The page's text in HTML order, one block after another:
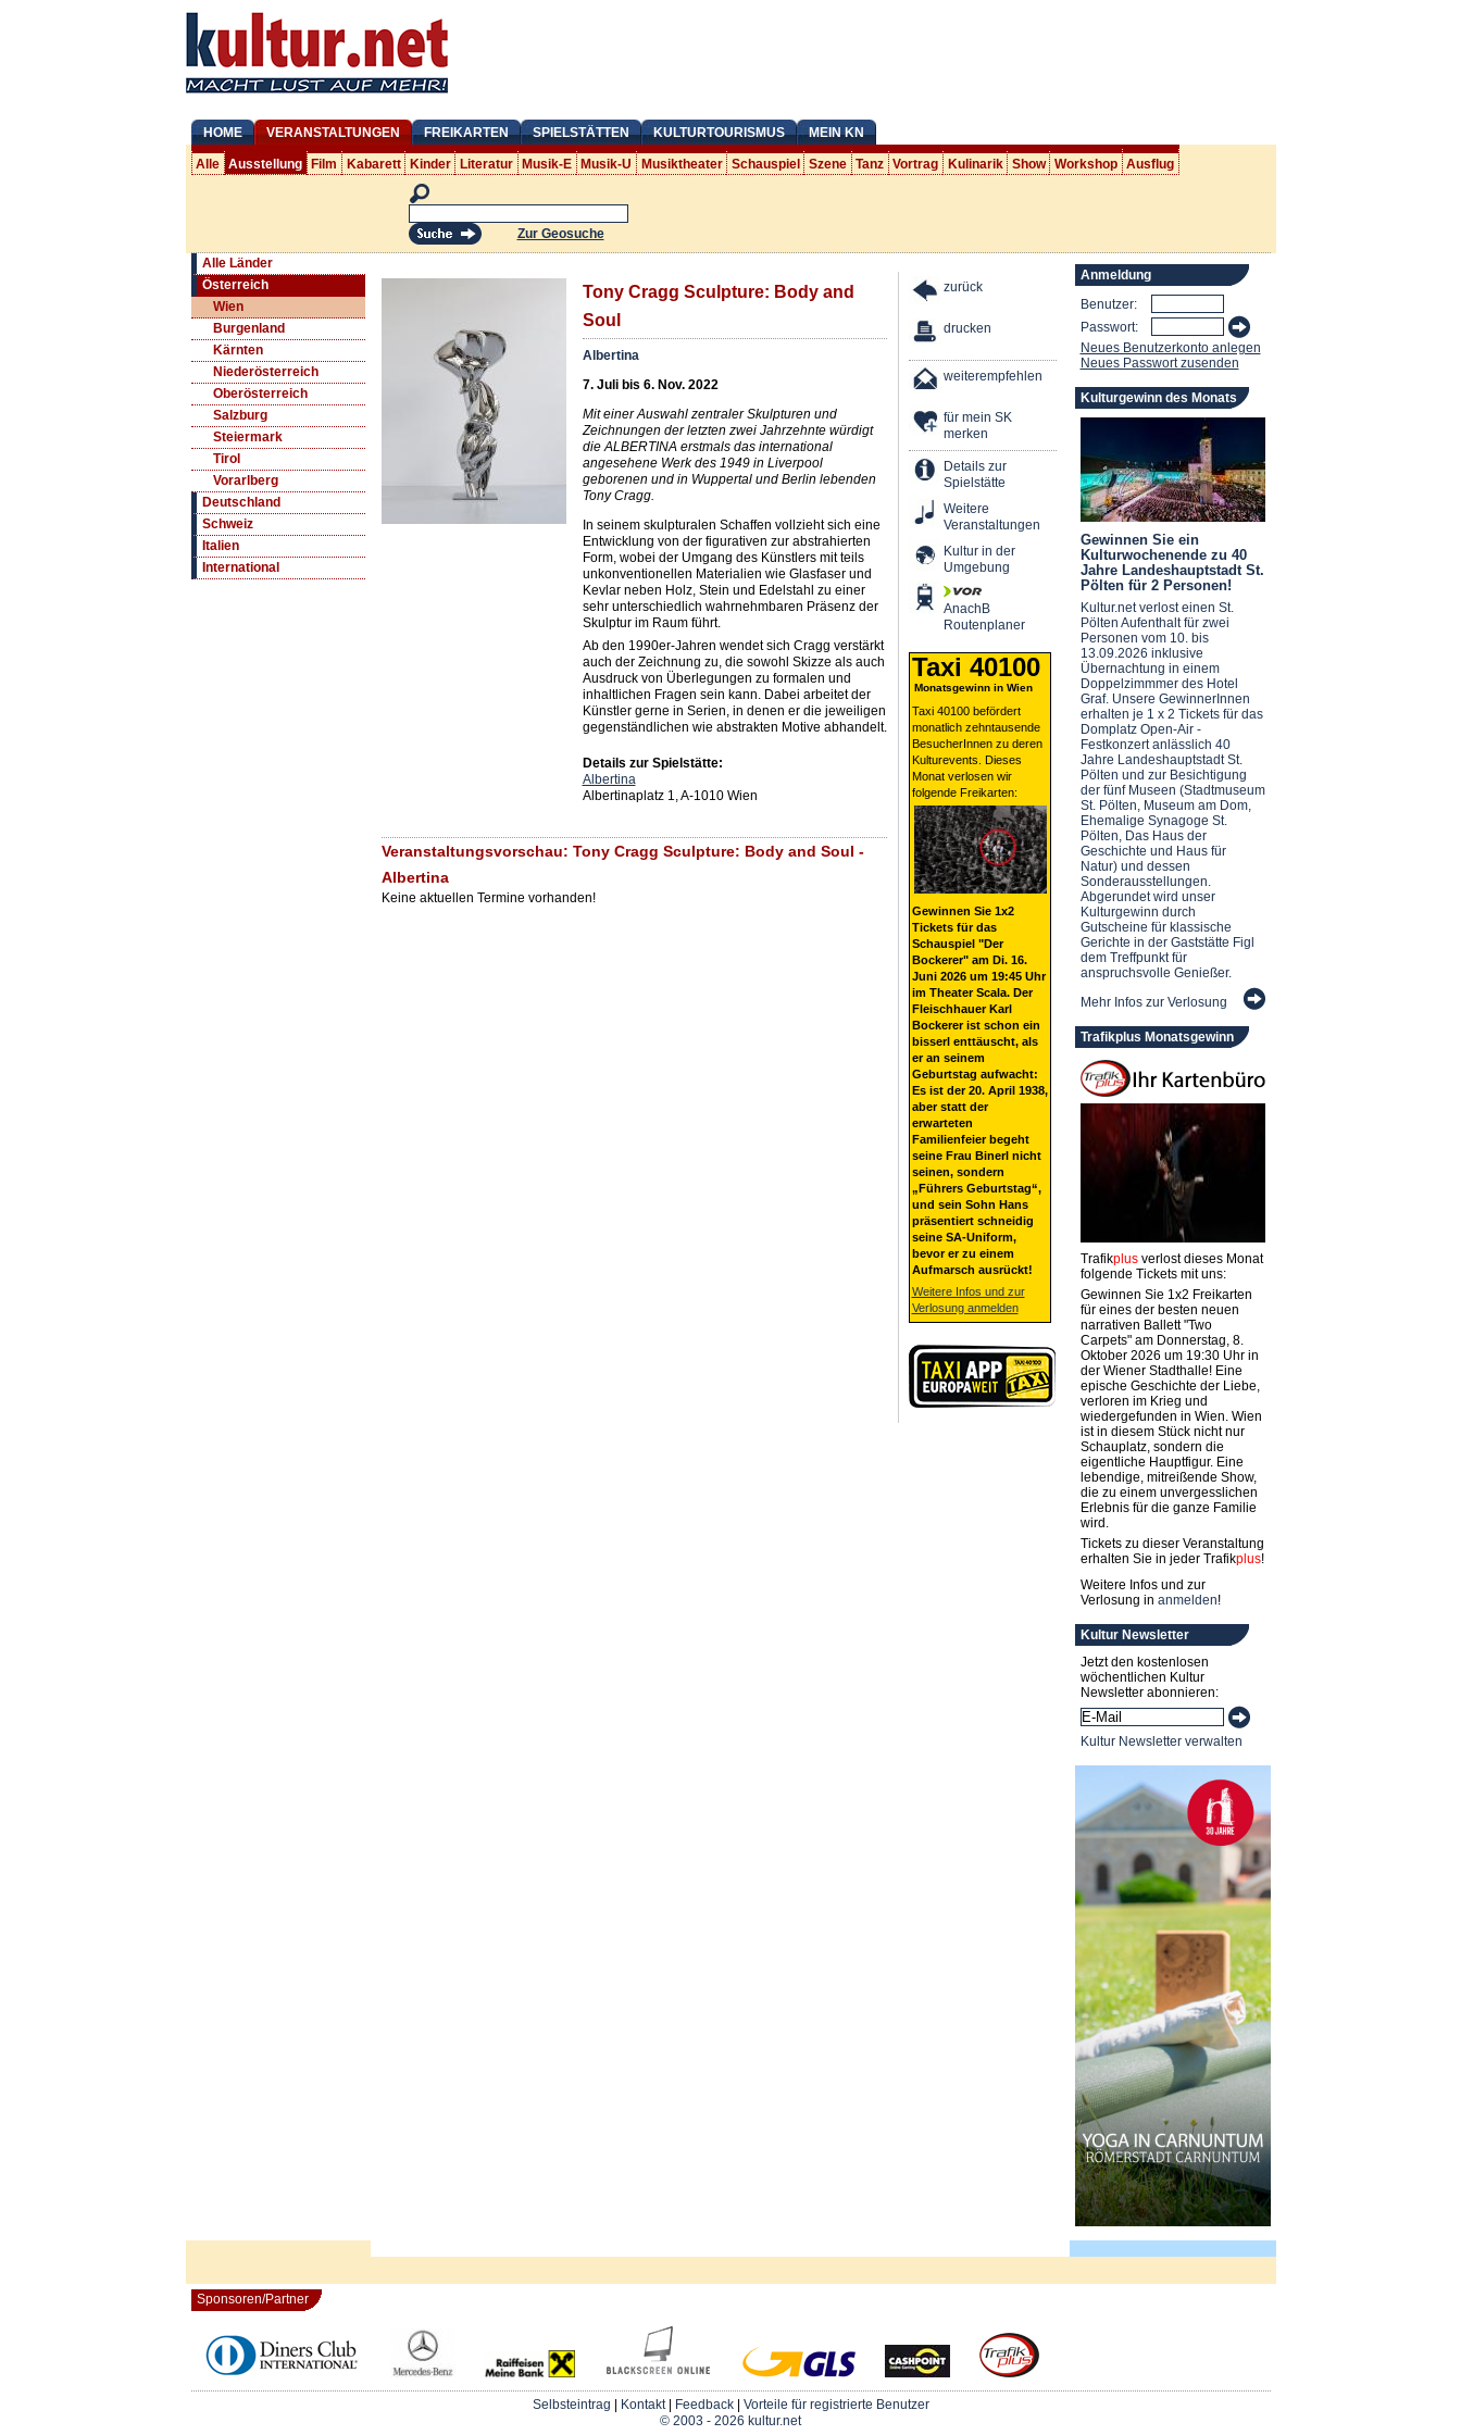
HOME VERANSTALTUNGEN FREIKARTEN SPIELSTÄTTEN KULTURTOURISMUS MEIN KN
Alle Ausstellung Film Kabarett Kinder Literatur Musik-E Musik-U Musiktheater Schauspiel Szene Tanz Vortrag Kulinarik Show Workshop Ausflug
Zur Geosuche
Alle Länder
Österreich
Wien
Burgenland
Kärnten
Niederösterreich
Oberösterreich
Salzburg
Steiermark
Tirol
Vorarlberg
Deutschland
Schweiz
Italien
International
Tony Cragg Sculpture: Body and
Soul
Albertina
7. Juli bis 6. Nov. 2022
Mit einer Auswahl zentraler Skulpturen und
Zeichnungen der letzten zwei Jahrzehnte würdigt
die ALBERTINA erstmals das international
angesehene Werk des 1949 in Liverpool
geborenen und in Wuppertal und Berlin lebenden
Tony Cragg.
In seinem skulpturalen Schaffen vollzieht sich eine
Entwicklung von der figurativen zur abstrahierten
Form, wobei der Umgang des Künstlers mit teils
unkonventionellen Materialien wie Glasfaser und
Kevlar neben Holz, Stein und Edelstahl zu einer
sehr unterschiedlich wahrnehmbaren Präsenz der
Skulptur im Raum führt.
Ab den 1990er-Jahren wendet sich Cragg verstärkt
auch der Zeichnung zu, die sowohl Skizze als auch
Ausdruck von Überlegungen zu formalen und
inhaltlichen Fragen sein kann. Dabei arbeitet der
Künstler gerne in Serien, in denen er die jeweiligen
gegenständlichen wie abstrakten Motive abhandelt.
Details zur Spielstätte:
Albertina
Albertinaplatz 1, A-1010 Wien
Veranstaltungsvorschau: Tony Cragg Sculpture: Body and Soul -
Albertina
Keine aktuellen Termine vorhanden!
zurück
drucken
weiterempfehlen
für mein SK
merken
Details zur
Spielstätte
Weitere
Veranstaltungen
Kultur in der
Umgebung
AnachB
Routenplaner
Taxi 40100
Monatsgewinn in Wien
Taxi 40100 befördert
monatlich zehntausende
BesucherInnen zu deren
Kulturevents. Dieses
Monat verlosen wir
folgende Freikarten:
Gewinnen Sie 1x2
Tickets für das
Schauspiel "Der
Bockerer" am Di. 16.
Juni 2026 um 19:45 Uhr
im Theater Scala. Der
Fleischhauer Karl
Bockerer ist schon ein
bisserl enttäuscht, als
er an seinem
Geburtstag aufwacht:
Es ist der 20. April 1938,
aber statt der
erwarteten
Familienfeier begeht
seine Frau Binerl nicht
seinen, sondern
„Führers Geburtstag“,
und sein Sohn Hans
präsentiert schneidig
seine SA-Uniform,
bevor er zu einem
Aufmarsch ausrückt!
Weitere Infos und zur
Verlosung anmelden
Anmeldung
Benutzer:
Passwort:
Neues Benutzerkonto anlegen
Neues Passwort zusenden
Kulturgewinn des Monats
Gewinnen Sie ein
Kulturwochenende zu 40
Jahre Landeshauptstadt St.
Pölten für 2 Personen!
Kultur.net verlost einen St.
Pölten Aufenthalt für zwei
Personen vom 10. bis
13.09.2026 inklusive
Übernachtung in einem
Doppelzimmmer des Hotel
Graf. Unsere GewinnerInnen
erhalten je 1 x 2 Tickets für das
Domplatz Open-Air -
Festkonzert anlässlich 40
Jahre Landeshauptstadt St.
Pölten und zur Besichtigung
der fünf Museen (Stadtmuseum
St. Pölten, Museum am Dom,
Ehemalige Synagoge St.
Pölten, Das Haus der
Geschichte und Haus für
Natur) und dessen
Sonderausstellungen.
Abgerundet wird unser
Kulturgewinn durch
Gutscheine für klassische
Gerichte in der Gaststätte Figl
dem Treffpunkt für
anspruchsvolle Genießer.
Mehr Infos zur Verlosung
Trafikplus Monatsgewinn
Trafikplusverlost dieses Monat
folgende Tickets mit uns:
Gewinnen Sie 1x2 Freikarten
für eines der besten neuen
narrativen Ballett "Two
Carpets" am Donnerstag, 8.
Oktober 2026 um 19:30 Uhr in
der Wiener Stadthalle! Eine
epische Geschichte der Liebe,
verloren im Krieg und
wiedergefunden in Wien. Wien
ist in diesem Stück nicht nur
Schauplatz, sondern die
eigentliche Hauptfigur. Eine
lebendige, mitreißende Show,
die zu einem unvergesslichen
Erlebnis für die ganze Familie
wird.
Tickets zu dieser Veranstaltung
erhalten Sie in jeder Trafikplus!
Weitere Infos und zur
Verlosung in anmelden!
Kultur Newsletter
Jetzt den kostenlosen
wöchentlichen Kultur
Newsletter abonnieren:
Kultur Newsletter verwalten
Sponsoren/Partner
Selbsteintrag Kontakt| Feedback| Vorteile für registrierte Benutzer
© 2003 - 2026 kultur.net